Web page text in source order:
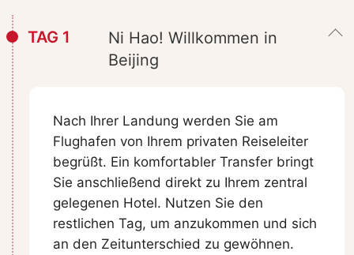
TAG 1
Ni Hao! Willkommen in
Beijing
Nach Ihrer Landung werden Sie am
Flughafen von Ihrem privaten Reiseleiter
begrüßt. Ein komfortabler Transfer bringt
Sie anschließend direkt zu Ihrem zentral
gelegenen Hotel. Nutzen Sie den
restlichen Tag, um anzukommen und sich
an den Zeitunterschied zu gewöhnen.